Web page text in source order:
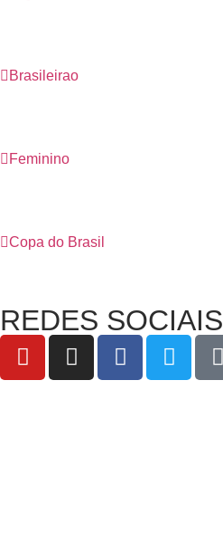
Brasileirao
Feminino
Copa do Brasil
REDES SOCIAIS